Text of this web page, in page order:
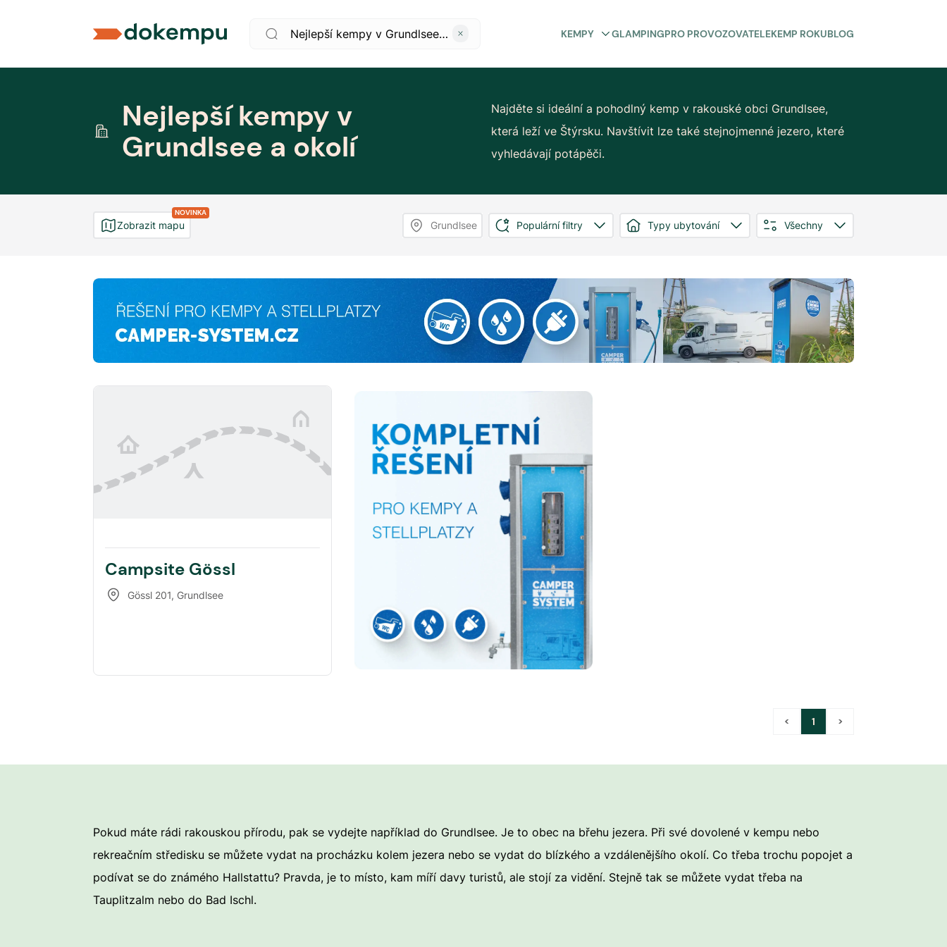
KEMPY GLAMPINGPRO PROVOZOVATELEKEMP ROKUBLOG
Nejlepší kempy v
Grundlsee a okolí
Najděte si ideální a pohodlný kemp v rakouské obci Grundlsee,
která leží ve Štýrsku. Navštívit lze také stejnojmenné jezero, které
vyhledávají potápěči.
NOVINKA
Zobrazit mapu Grundlsee Populární filtry Typy ubytování Všechny
Campsite Gössl
Gössl 201, Grundlsee
< 1 >
Pokud máte rádi rakouskou přírodu, pak se vydejte například do Grundlsee. Je to obec na břehu jezera. Při své dovolené v kempu nebo
rekreačním středisku se můžete vydat na procházku kolem jezera nebo se vydat do blízkého a vzdálenějšího okolí. Co třeba trochu popojet a
podívat se do známého Hallstattu? Pravda, je to místo, kam míří davy turistů, ale stojí za vidění. Stejně tak se můžete vydat třeba na
Tauplitzalm nebo do Bad Ischl.